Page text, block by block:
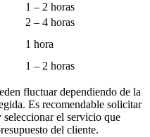
1 – 2 horas
2 – 4 horas
1 hora
1 – 2 horas
fluctuar dependiendo de la
Es recomendable solicitar
seleccionar el servicio que
del cliente.